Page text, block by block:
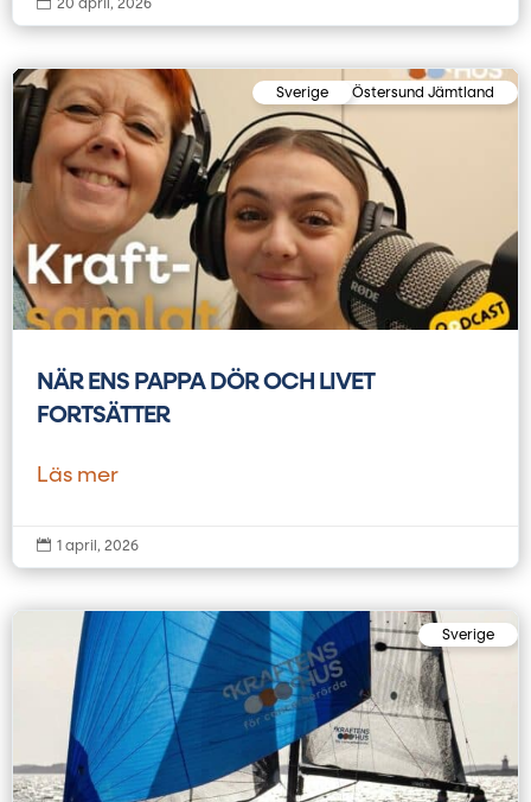
20 april, 2026
Östersund Jämtland
Sverige
NÄR ENS PAPPA DÖR OCH LIVET
FORTSÄTTER
Läs mer
 1 april, 2026
Sverige